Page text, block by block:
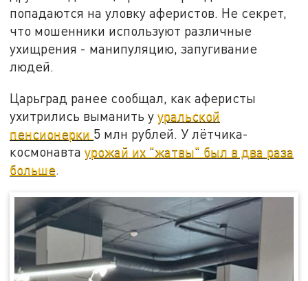
попадаются на уловку аферистов. Не секрет,
что мошенники используют различные
ухищрения - манипуляцию, запугивание
людей.
Царьград ранее сообщал, как аферисты
ухитрились выманить ууральской
пенсионерки 5 млн рублей. У лётчика-
космонавтаурожай их "жатвы" был в два раза
больше.